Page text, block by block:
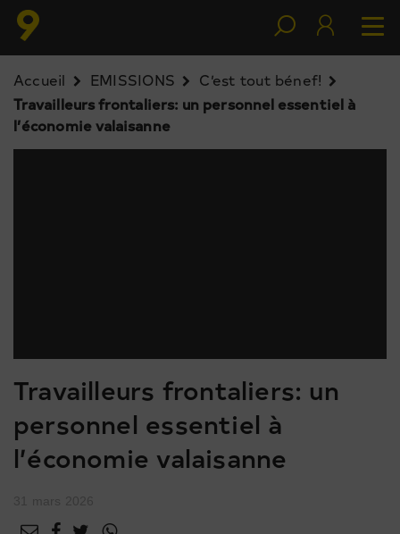
Accueil EMISSIONS
C’est tout bénef!
Travailleurs frontaliers: un personnel essentiel à
l’économie valaisanne
Travailleurs frontaliers: un
personnel essentiel à
l’économie valaisanne